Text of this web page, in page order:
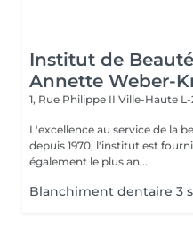
Institut de Beauté
Annette Weber-
1, Rue Philippe II Ville-Haute
L'excellence au service de la beauté! Situé en plein
depuis 1970, l'institut est
également le plus an...
Blanchiment dentaire 3